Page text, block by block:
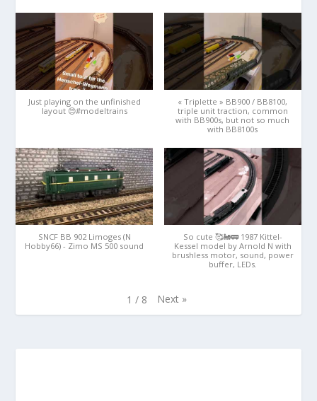
Just playing on the unfinished
layout 😍#modeltrains
« Triplette » BB900 / BB8100,
triple unit traction, common
with BB900s, but not so much
with BB8100s
SNCF BB 902 Limoges (N
Hobby66) - Zimo MS 500 sound
So cute 🥰🚂🚃 1987 Kittel-
Kessel model by Arnold N with
brushless motor, sound, power
buffer, LEDs.
1 / 8 Next »